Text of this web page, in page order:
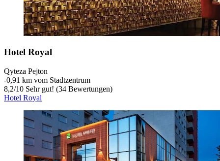
Hotel Royal
Qyteza Pejton
‐0,91 km vom Stadtzentrum
8,2/10 Sehr gut! (34 Bewertungen)
Hotel Royal